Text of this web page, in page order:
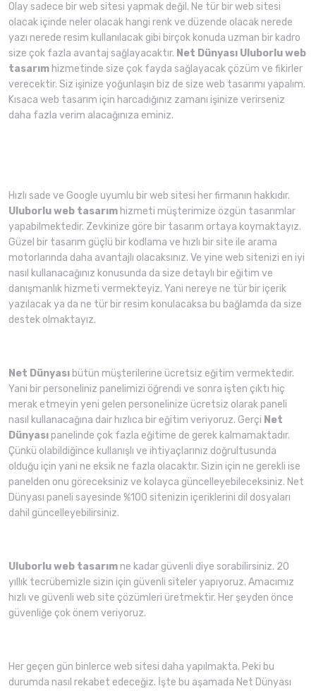
Olay sadece bir web sitesi yapmak değil. Ne tür bir web sitesi
olacak içinde neler olacak hangi renk ve düzende olacak nerede
yazı nerede resim kullanılacak gibi birçok konuda uzman bir kadro
size çok fazla avantaj sağlayacaktır. Net Dünyası Uluborlu web
tasarım hizmetinde size çok fayda sağlayacak çözüm ve fikirler
verecektir. Siz işinize yoğunlaşın biz de size web tasarımı yapalım.
Kısaca web tasarım için harcadığınız zamanı işinize verirseniz
daha fazla verim alacağınıza eminiz.
Hızlı sade ve Google uyumlu bir web sitesi her firmanın hakkıdır.
Uluborlu web tasarım hizmeti müşterimize özgün tasarımlar
yapabilmektedir. Zevkinize göre bir tasarım ortaya koymaktayız.
Güzel bir tasarım güçlü bir kodlama ve hızlı bir site ile arama
motorlarında daha avantajlı olacaksınız. Ve yine web sitenizi en iyi
nasıl kullanacağınız konusunda da size detaylı bir eğitim ve
danışmanlık hizmeti vermekteyiz. Yani nereye ne tür bir içerik
yazılacak ya da ne tür bir resim konulacaksa bu bağlamda da size
destek olmaktayız.
Net Dünyası bütün müşterilerine ücretsiz eğitim vermektedir.
Yani bir personeliniz panelimizi öğrendi ve sonra işten çıktı hiç
merak etmeyin yeni gelen personelinize ücretsiz olarak paneli
nasıl kullanacağına dair hızlıca bir eğitim veriyoruz. Gerçi Net
Dünyasıpanelinde çok fazla eğitime de gerek kalmamaktadır.
Çünkü olabildiğince kullanışlı ve ihtiyaçlarınız doğrultusunda
olduğu için yani ne eksik ne fazla olacaktır. Sizin için ne gerekli ise
panelden onu göreceksiniz ve kolayca güncelleyebileceksiniz. Net
Dünyası paneli sayesinde %100 sitenizin içeriklerini dil dosyaları
dahil güncelleyebilirsiniz.
Uluborlu web tasarımne kadar güvenli diye sorabilirsiniz. 20
yıllık tecrübemizle sizin için güvenli siteler yapıyoruz. Amacımız
hızlı ve güvenli web site çözümleri üretmektir. Her şeyden önce
güvenliğe çok önem veriyoruz.
Her geçen gün binlerce web sitesi daha yapılmakta. Peki bu
durumda nasıl rekabet edeceğiz. İşte bu aşamada Net Dünyası